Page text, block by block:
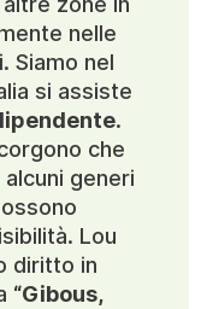
nelle
Siamo nel
si assiste
.
che
alcuni generi
Lou
diritto in
“Gibous,